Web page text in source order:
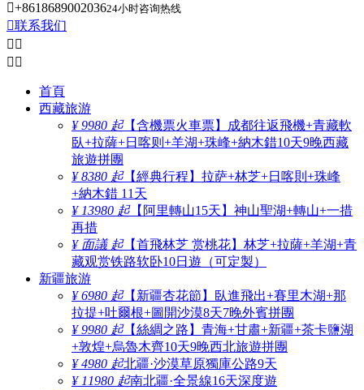
+861868900203624小时咨询热线
联系我们
 
 
首頁
西藏旅游
¥ 9980 起【含機票火車票】成都往返飛機+青藏軟
臥+拉薩+日喀则+羊湖+珠峰+納木錯10天9晚西藏
旅遊拼團
¥ 8380 起【經典行程】拉萨+林芝+日喀則+珠峰
+納木錯 11天
¥ 13980 起【阿里轉山15天】神山聖湖+轉山+一措
再措
¥ 面議 起【首飛林芝 赏桃花】林芝+拉薩+羊湖+青
藏观赏铁路软卧10日遊（可定製）
新疆旅游
¥ 6980 起【新疆杏花節】臥進飛出+賽里木湖+那
拉提+吐爾根+圖開沙漠8天7晚外賓拼團
¥ 9980 起【絲綢之路】青海+甘肅+新疆+茶卡鹽湖
+敦煌+烏魯木齊10天9晚西北旅遊拼團
¥ 4980 起北疆·沙漠草原獨庫公路9天
¥ 11980 起南北疆·全景線16天深度遊